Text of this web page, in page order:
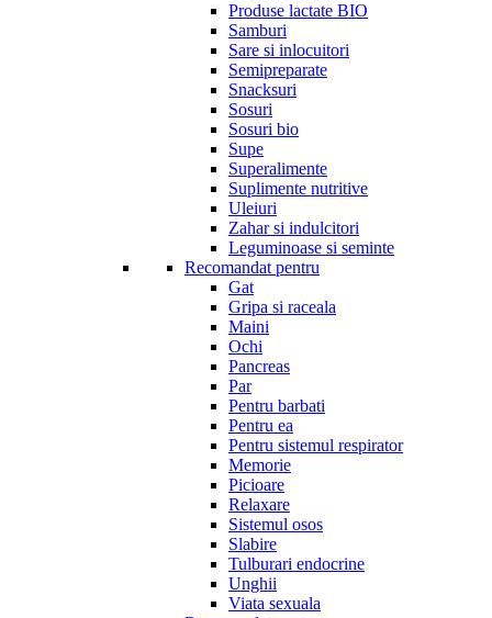
Produse lactate BIO
Samburi
Sare si inlocuitori
Semipreparate
Snacksuri
Sosuri
Sosuri bio
Supe
Superalimente
Suplimente nutritive
Uleiuri
Zahar si indulcitori
Leguminoase si seminte
Recomandat pentru
Gat
Gripa si raceala
Maini
Ochi
Pancreas
Par
Pentru barbati
Pentru ea
Pentru sistemul respirator
Memorie
Picioare
Relaxare
Sistemul osos
Slabire
Tulburari endocrine
Unghii
Viata sexuala